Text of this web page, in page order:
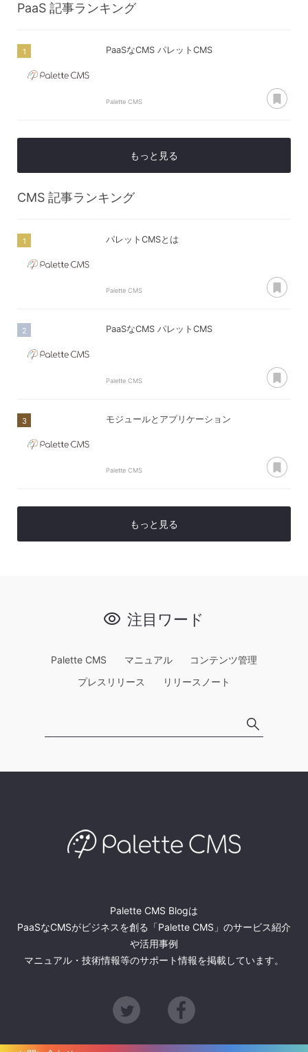
PaaS 記事ランキング
PaaSなCMS パレットCMS
Palette CMS
もっと見る
CMS 記事ランキング
パレットCMSとは
Palette CMS
PaaSなCMS パレットCMS
Palette CMS
モジュールとアプリケーション
Palette CMS
もっと見る
注目ワード
Palette CMS マニュアル
コンテンツ管理
プレスリリース
リリースノート
Palette CMS Blogは
PaaSなCMSがビジネスを創る「Palette CMS」のサービス紹介
や活用事例
マニュアル・技術情報等のサポート情報を掲載しています。
Twitter